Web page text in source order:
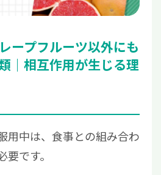
ープフルーツ以外にも
｜相互作用が生じる理
用中は、食事との組み合わ
です。